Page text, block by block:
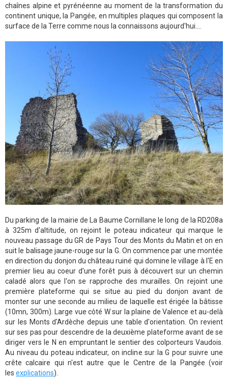
chaînes alpine et pyrénéenne au moment de la transformation du
continent unique, la Pangée, en multiples plaques qui composent la
surface de la Terre comme nous la connaissons aujourd'hui....
Du parking de la mairie de La Baume Cornillane le long de la RD208a
à 325m d'altitude, on rejoint le poteau indicateur qui marque le
nouveau passage du GR de Pays Tour des Monts du Matin et on en
suit le balisage jaune-rouge sur la G. On commence par une montée
en direction du donjon du château ruiné qui domine le village à l'E en
premier lieu au coeur d'une forêt puis à découvert sur un chemin
caladé alors que l'on se rapproche des murailles. On rejoint une
première plateforme qui se situe au pied du donjon avant de
monter sur une seconde au milieu de laquelle est érigée la bâtisse
(10mn, 300m). Large vue côté W sur la plaine de Valence et au-delà
sur les Monts d'Ardèche depuis une table d'orientation. On revient
sur ses pas pour descendre de la deuxième plateforme avant de se
diriger vers le N en empruntant le sentier des colporteurs Vaudois.
Au niveau du poteau indicateur, on incline sur la G pour suivre une
crête calcaire qui n'est autre que le Centre de la Pangée (voir
les explications).